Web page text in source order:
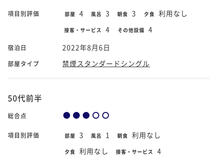
項目別評価 部屋 4 風呂 3 朝食 3 夕食 利用なし
接客・サービス 4 その他設備 4
宿泊日 2022年8月6日
部屋タイプ 禁煙スタンダードシングル
50代前半
総合点
項目別評価 部屋 3 風呂 1 朝食 利用なし
夕食 利用なし 接客・サービス 4